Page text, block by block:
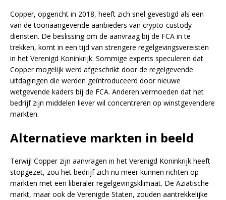
Copper, opgericht in 2018, heeft zich snel gevestigd als een
van de toonaangevende aanbieders van crypto-custody-
diensten. De beslissing om de aanvraag bij de FCA in te
trekken, komt in een tijd van strengere regelgevingsvereisten
in het Verenigd Koninkrijk. Sommige experts speculeren dat
Copper mogelijk werd afgeschrikt door de regelgevende
uitdagingen die werden geïntroduceerd door nieuwe
wetgevende kaders bij de FCA. Anderen vermoeden dat het
bedrijf zijn middelen liever wil concentreren op winstgevendere
markten.
Alternatieve markten in beeld
Terwijl Copper zijn aanvragen in het Verenigd Koninkrijk heeft
stopgezet, zou het bedrijf zich nu meer kunnen richten op
markten met een liberaler regelgevingsklimaat. De Aziatische
markt, maar ook de Verenigde Staten, zouden aantrekkelijke